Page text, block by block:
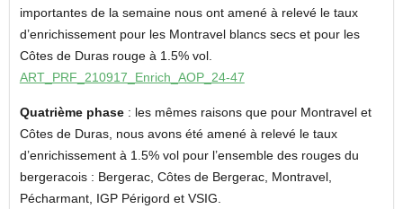
importantes de la semaine nous ont amené à relevé le taux
d’enrichissement pour les Montravel blancs secs et pour les
Côtes de Duras rouge à 1.5% vol.
ART_PRF_210917_Enrich_AOP_24-47
Quatrième phase: les mêmes raisons que pour Montravel et
Côtes de Duras, nous avons été amené à relevé le taux
d’enrichissement à 1.5% vol pour l’ensemble des rouges du
bergeracois : Bergerac, Côtes de Bergerac, Montravel,
Pécharmant, IGP Périgord et VSIG.